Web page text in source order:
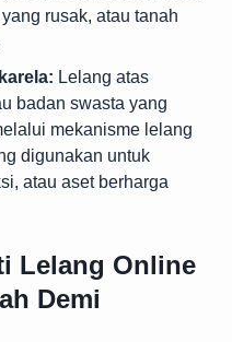
rusak, atau tanah
Lelang atas
badan swasta yang
mekanisme lelang
digunakan untuk
atau aset berharga
Lelang Online
Demi